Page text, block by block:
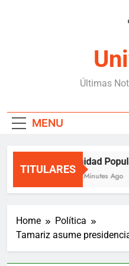
Últimas
MENU
TITULARES
Unidad
42 Minutes Ago
Home
Política
Tamariz asume